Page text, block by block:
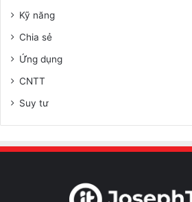
Kỹ năng
Chia sẻ
Ứng dụng
CNTT
Suy tư